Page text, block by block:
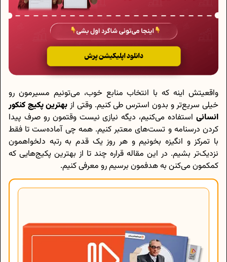
واقعیتش اینه که با انتخاب منابع خوب، می‌تونیم مسیرمون رو
خیلی سریع‌تر و بدون استرس طی کنیم. وقتی از بهترین پکیج کنکور
انسانی استفاده می‌کنیم، دیگه نیازی نیست وقتمون رو صرف پیدا
کردن درسنامه و تست‌های معتبر کنیم. همه چی آماده‌ست تا فقط
با تمرکز و انگیزه بخونیم و هر روز یک قدم به رتبه دلخواهمون
نزدیک‌تر بشیم. در این مقاله قراره چند تا از بهترین پکیج‌هایی که
کمکمون می‌کنن به هدفمون برسیم رو معرفی کنیم.